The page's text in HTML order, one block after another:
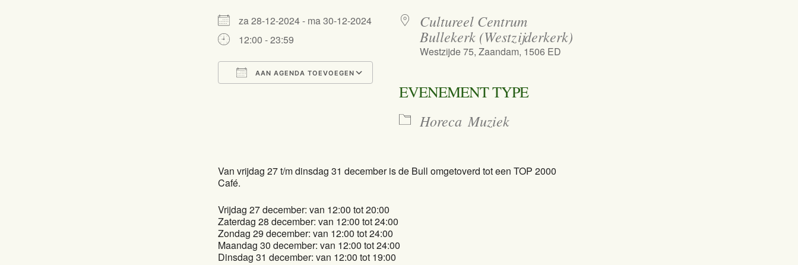
za 28-12-2024 - ma 30-12-2024
12:00 - 23:59
AAN AGENDA TOEVOEGEN
Google Calendar
Cultureel Centrum
Bullekerk (Westzijderkerk)
Westzijde 75, Zaandam, 1506 ED
EVENEMENT TYPE
Horeca Muziek
Van vrijdag 27 t/m dinsdag 31 december is de Bull omgetoverd tot een TOP 2000
Café.
Vrijdag 27 december: van 12:00 tot 20:00
Zaterdag 28 december: van 12:00 tot 24:00
Zondag 29 december: van 12:00 tot 24:00
Maandag 30 december: van 12:00 tot 24:00
Dinsdag 31 december: van 12:00 tot 19:00